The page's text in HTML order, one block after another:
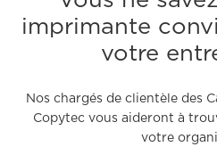
imprimante
votre
Nos chargés de clientèle des
Copytec vous aideront à
votre